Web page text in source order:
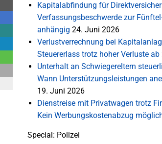
Kapitalabfindung für
Verfassungsbeschwerde zur
anhängig 24. Juni 2026
Verlustverrechnung bei
Steuererlass trotz hoher Verluste ab
Unterhalt an Schwiegereltern
Wann Unterstützungsleistungen
19. Juni 2026
Dienstreise mit Privatwagen trotz
Kein Werbungskostenabzug
Special: Polizei